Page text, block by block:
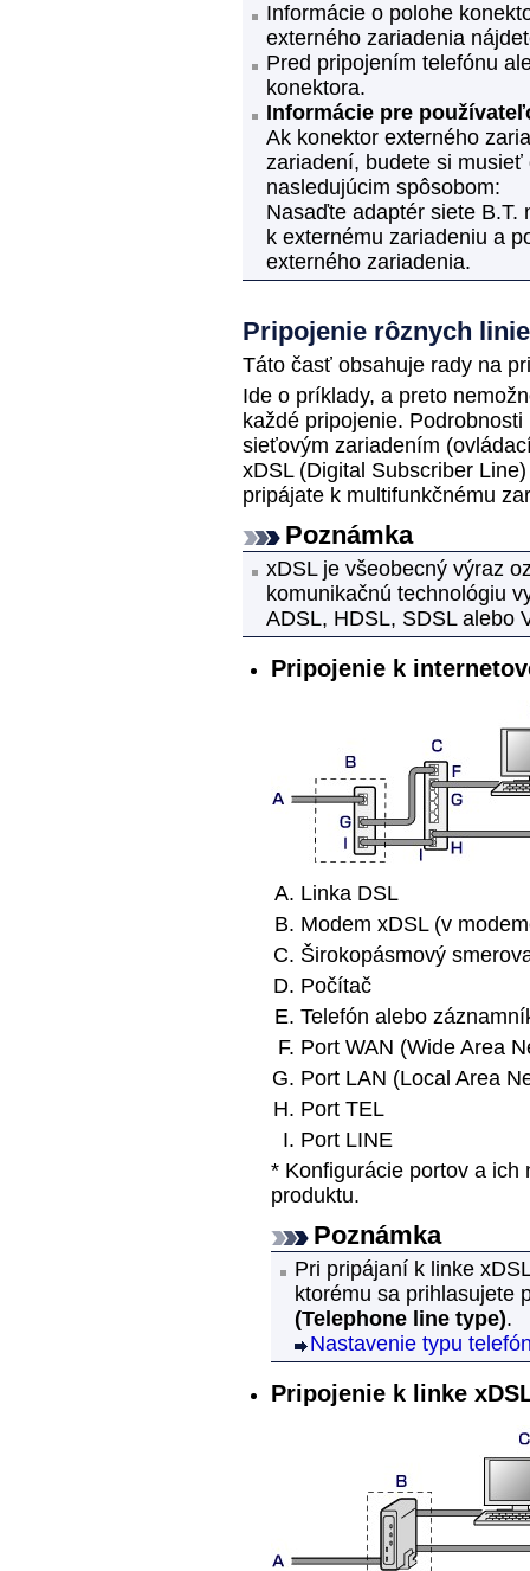
Informácie o polohe
externého zariadenia
Pred pripojením telefónu
konektora.
Informácie pre
Ak konektor externého
zariadení, budete si
nasledujúcim spôsobom:
Nasaďte adaptér siete B.T.
k externému zariadeniu a
externého zariadenia.
Pripojenie rôznych
Táto časť obsahuje rady na
Ide o príklady, a preto
každé pripojenie.
sieťovým zariadením
xDSL (Digital Subscriber
pripájate k multifunkčnému
Poznámka
xDSL je všeobecný výraz
komunikačnú technológiu
ADSL, HDSL, SDSL alebo
Pripojenie k
Linka DSL
Modem xDSL (v
Širokopásmový
Počítač
Telefón alebo
Port WAN (Wide Area
Port LAN (Local Area
Port TEL
Port LINE
* Konfigurácie portov a
produktu.
Poznámka
Pri pripájaní k linke
ktorému sa prihlasujete
(Telephone line type).
Nastavenie typu
Pripojenie k linke